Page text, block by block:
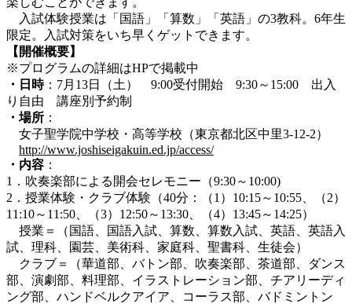
入試体験授業は「国語」「算数」「英語」の3教科。6年生
限定。入試対策をいち早くゲットできます。
【開催概要】
※プログラムの詳細はHPで掲載中
・日時：7月13日（土） 9:00受付開始 9:30～15:00 出入
り自由 講座別予約制
・場所 ：
女子聖学院中学校・高等学校（東京都北区中里3-12-2）
http://www.joshiseigakuin.ed.jp/access/
・内容 ：
1．吹奏楽部による開会セレモニー（9:30～10:00)
2．授業体験・クラブ体験（40分：（1）10:15～10:55、（2）
11:10～11:50、（3）12:50～13:30、（4）13:45～14:25）
授業＝（国語、国語入試、算数、算数入試、英語、英語入
試、理科、園芸、美術科、家庭科、聖書科、生徒会）
クラブ＝（華道部、バトン部、吹奏楽部、茶道部、ダンス
部、演劇部、料理部、イラストレーション部、チアリーディ
ング部、ハンドベルクアイア、コーラス部、バドミントン